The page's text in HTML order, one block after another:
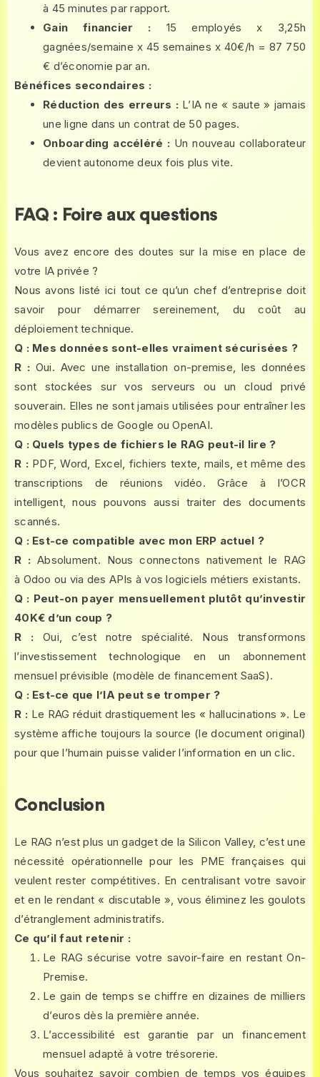
à 45 minutes par rapport.
Gain financier : 15 employés x 3,25h
gagnées/semaine x 45 semaines x 40€/h = 87 750
€ d’économie par an.
Bénéfices secondaires :
Réduction des erreurs : L’IA ne « saute » jamais
une ligne dans un contrat de 50 pages.
Onboarding accéléré : Un nouveau collaborateur
devient autonome deux fois plus vite.
FAQ : Foire aux questions
Vous avez encore des doutes sur la mise en place de
votre IA privée ?
Nous avons listé ici tout ce qu’un chef d’entreprise doit
savoir pour démarrer sereinement, du coût au
déploiement technique.
Q : Mes données sont-elles vraiment sécurisées ?
R : Oui. Avec une installation on-premise, les données
sont stockées sur vos serveurs ou un cloud privé
souverain. Elles ne sont jamais utilisées pour entraîner les
modèles publics de Google ou OpenAI.
Q : Quels types de fichiers le RAG peut-il lire ?
R : PDF, Word, Excel, fichiers texte, mails, et même des
transcriptions de réunions vidéo. Grâce à l’OCR
intelligent, nous pouvons aussi traiter des documents
scannés.
Q : Est-ce compatible avec mon ERP actuel ?
R : Absolument. Nous connectons nativement le RAG
à Odoo ou via des APIs à vos logiciels métiers existants.
Q : Peut-on payer mensuellement plutôt qu’investir
40K€ d’un coup ?
R : Oui, c’est notre spécialité. Nous transformons
l’investissement technologique en un abonnement
mensuel prévisible (modèle de financement SaaS).
Q : Est-ce que l’IA peut se tromper ?
R : Le RAG réduit drastiquement les « hallucinations ». Le
système affiche toujours la source (le document original)
pour que l’humain puisse valider l’information en un clic.
Conclusion
Le RAG n’est plus un gadget de la Silicon Valley, c’est une
nécessité opérationnelle pour les PME françaises qui
veulent rester compétitives. En centralisant votre savoir
et en le rendant « discutable », vous éliminez les goulots
d’étranglement administratifs.
Ce qu’il faut retenir :
Le RAG sécurise votre savoir-faire en restant On-
Premise.
Le gain de temps se chiffre en dizaines de milliers
d’euros dès la première année.
L’accessibilité est garantie par un financement
mensuel adapté à votre trésorerie.
Vous souhaitez savoir combien de temps vos équipes